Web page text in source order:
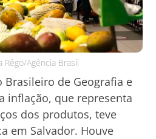
Rêgo/Agência Brasil
Brasileiro de Geografia e
inflação, que representa
dos produtos, teve
em Salvador. Houve